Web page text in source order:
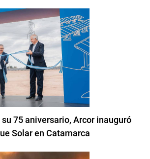
su 75 aniversario, Arcor inauguró
Solar en Catamarca